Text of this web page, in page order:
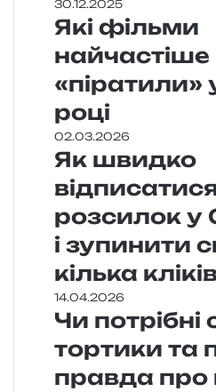
30.12.2025
Які фільми
найчастіше
«піратили»
році
02.03.2026
Як швидко
відписатися
розсилок у
і зупинити
кілька
14.04.2026
Чи
тортики та
правда про